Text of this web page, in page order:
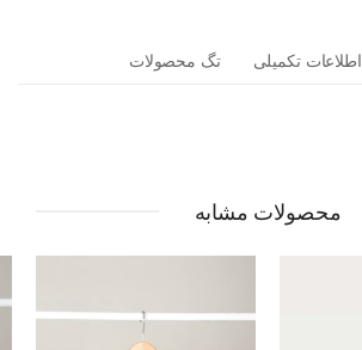
اطلاعات تکمیلی تگ محصولات
محصولات مشابه